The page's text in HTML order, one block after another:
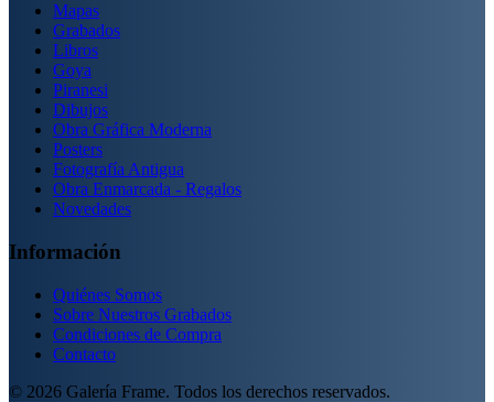
Mapas
Grabados
Libros
Goya
Piranesi
Dibujos
Obra Gráfica Moderna
Posters
Fotografía Antigua
Obra Enmarcada - Regalos
Novedades
Información
Quiénes Somos
Sobre Nuestros Grabados
Condiciones de Compra
Contacto
© 2026 Galería Frame. Todos los derechos reservados.